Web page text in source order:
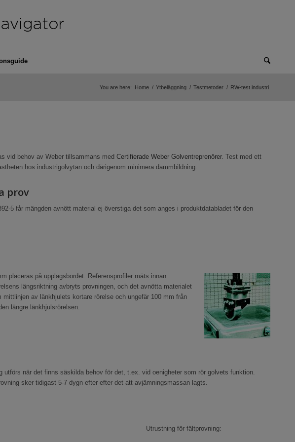
You are here: Home / Ytbeläggning / Testmetoder / RW-test industri
vid behov av Weber tillsammans med Certifierade Weber Golventreprenörer. Test med ett
hos industrigolvytan och därigenom minimera dammbildning.
prov
5 får mängden avnött material ej överstiga det som anges i produktdatabladet för den
placeras på upplagsbordet. Referensprofiler mäts innan
längsriktning avbryts provningen, och det avnötta materialet
av länkhjulets kortare rörelse och ungefär 100 mm från
längre länkhjulsrörelsen.
utförs när det finns säskilda behov för det, t.ex. vid oenigheter som rör golvets funktion.
sker tidigast 5-7 dygn efter efter det att avjämningsmassan lagts.
Utrustning för fältprovning: